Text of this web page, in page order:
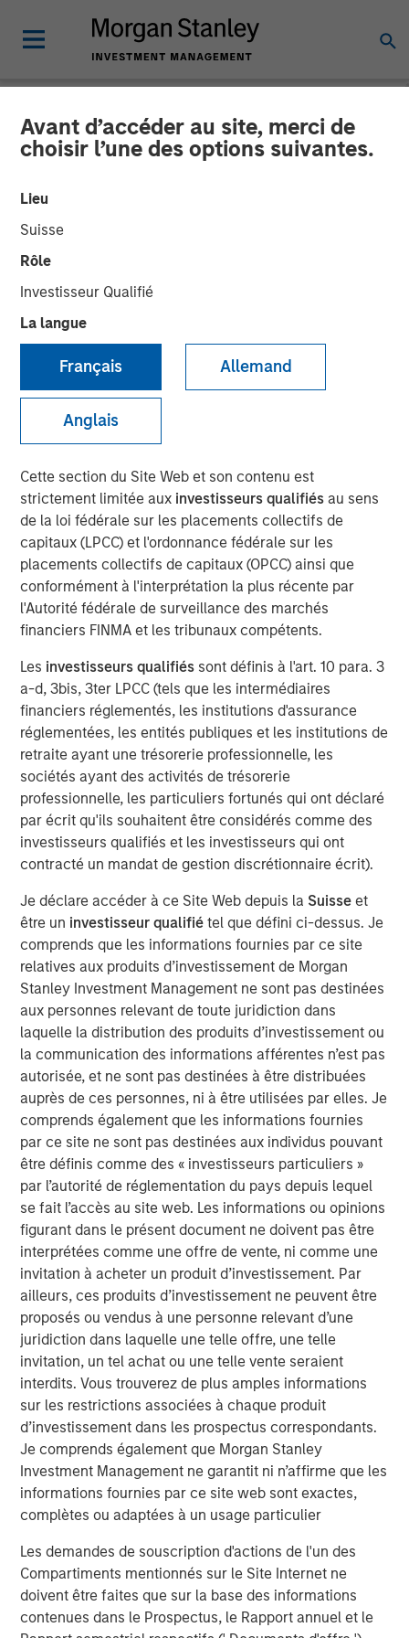
Avant d’accéder au site, merci de
choisir l’une des options suivantes.
Lieu
Suisse
Rôle
Investisseur Qualifié
La langue
Français Allemand
Anglais
Cette section du Site Web et son contenu est
strictement limitée aux investisseurs qualifiésau sens
de la loi fédérale sur les placements collectifs de
capitaux (LPCC) et l'ordonnance fédérale sur les
placements collectifs de capitaux (OPCC) ainsi que
conformément à l'interprétation la plus récente par
l'Autorité fédérale de surveillance des marchés
financiers FINMA et les tribunaux compétents.
Les investisseurs qualifiés sont définis à l'art. 10 para. 3
a-d, 3bis, 3ter LPCC (tels que les intermédiaires
financiers réglementés, les institutions d'assurance
réglementées, les entités publiques et les institutions de
retraite ayant une trésorerie professionnelle, les
sociétés ayant des activités de trésorerie
professionnelle, les particuliers fortunés qui ont déclaré
par écrit qu'ils souhaitent être considérés comme des
investisseurs qualifiés et les investisseurs qui ont
contracté un mandat de gestion discrétionnaire écrit).
Je déclare accéder à ce Site Web depuis la Suisse et
être un investisseur qualifiétel que défini ci-dessus. Je
comprends que les informations fournies par ce site
relatives aux produits d’investissement de Morgan
Stanley Investment Management ne sont pas destinées
aux personnes relevant de toute juridiction dans
laquelle la distribution des produits d’investissement ou
la communication des informations afférentes n’est pas
autorisée, et ne sont pas destinées à être distribuées
auprès de ces personnes, ni à être utilisées par elles. Je
comprends également que les informations fournies
par ce site ne sont pas destinées aux individus pouvant
être définis comme des « investisseurs particuliers »
par l’autorité de réglementation du pays depuis lequel
se fait l’accès au site web. Les informations ou opinions
figurant dans le présent document ne doivent pas être
interprétées comme une offre de vente, ni comme une
invitation à acheter un produit d’investissement. Par
ailleurs, ces produits d’investissement ne peuvent être
proposés ou vendus à une personne relevant d’une
juridiction dans laquelle une telle offre, une telle
invitation, un tel achat ou une telle vente seraient
interdits. Vous trouverez de plus amples informations
sur les restrictions associées à chaque produit
d’investissement dans les prospectus correspondants.
Je comprends également que Morgan Stanley
Investment Management ne garantit ni n’affirme que les
informations fournies par ce site web sont exactes,
complètes ou adaptées à un usage particulier
Les demandes de souscription d'actions de l'un des
Compartiments mentionnés sur le Site Internet ne
doivent être faites que sur la base des informations
contenues dans le Prospectus, le Rapport annuel et le
NEWSROOM
Morgan Stanley
Infrastructure Partners
Announces Investment in
The Pasha Group
01 AVRIL 2024
NEW YORK – April 01, 2024
Morgan Stanley Investment Management (“MSIM”),
through investment funds managed by Morgan Stanley
Infrastructure Partners (“MSIP”), a private infrastructure
investment platform within MSIM, today announced it has
provided an unsecured term loan to The Pasha Group
(“Pasha” or the “Company”), a family-owned maritime
transportation company, to support continued
infrastructure investment in the Hawaii trade.
Comprised of multiple business lines, the Company’s
largest segment is Pasha Hawaii, an ocean freight and
automobile shipping business operating in the U.S. West
Coast-Hawaii shipping market. Pasha Hawaii provides
critical transportation infrastructure required to support
Hawaii’s population, featuring state-of-the-art vessels
with over 40-year useful lives. With limited on-island
inventory and storage capacity in Hawaii, MSIP believes
Pasha has well-established its position in the U.S.-Hawaii
trade landscape, securing the timely and essential
delivery of goods to the islands.
“We are excited to partner with The Pasha Group, a
company with strong market positioning, resilience, and a
stable long-term growth profile,” said Daniel Sailors,
Managing Director for MSIP. “We believe Pasha provides
a critical and recurring service to the people of Hawaii
and we welcome the opportunity to continue to be a
capital partner to the Company going forward.”
Kirkland & Ellis LLP served as legal counsel for MSIP.
Nixon Peabody LLP served as legal counsel for The
Pasha Group, with BofA Securities, Inc. serving as capital
markets advisor.
About The Pasha Group
The Pasha Group is a family-owned, third-generation
diversified global logistics and transportation company
that provides ocean transportation for containers and
rolling stock between the U.S. West Coast and Hawaii;
port processing services for finished and privately owned
vehicles; stevedoring for vehicles, breakbulk and
container cargos; auto hauling services with its truck
fleet throughout the contiguous U.S.; domestic and
international relocation services; nationwide container
and trailer trucking, LTL, and port warehouse services,
container drayage services throughout California,
international logistics management for general
commodity and project cargoes, Offshore Wind support
services in ports and offshore, and clean energy
transition services in ports and maritime fleets.
About Morgan Stanley Infrastructure Partners